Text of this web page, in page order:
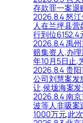
存款罪一案退
2026.8.4 怒
人在兰坪县
行到位6152.4
2026.8.4 禹
赔集资人,办
年10月5日止,
2026.8.4 贵
公司刘慧案发
让,侯垅海案
2026.8.4 南
波等人非吸案
1000万元,此